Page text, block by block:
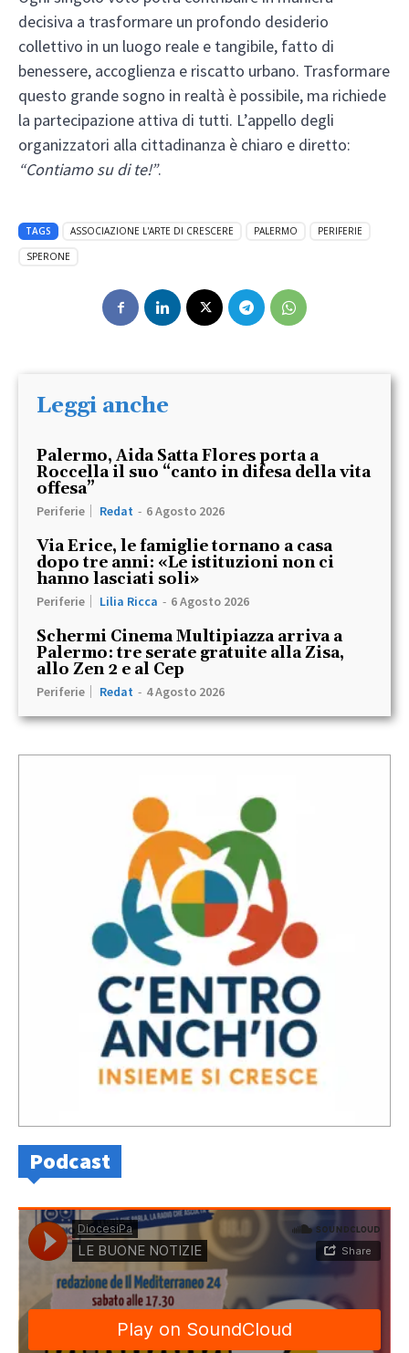
decisiva a trasformare un profondo desiderio
collettivo in un luogo reale e tangibile, fatto di
benessere, accoglienza e riscatto urbano. Trasformare
questo grande sogno in realtà è possibile, ma richiede
la partecipazione attiva di tutti. L’appello degli
organizzatori alla cittadinanza è chiaro e diretto:
“Contiamo su di te!”.
TAGS ASSOCIAZIONE L'ARTE DI CRESCERE PALERMO
PERIFERIE
SPERONE
Leggi anche
Palermo, Aida Satta Flores porta a
Roccella il suo “canto in difesa della vita
offesa”
Periferie Redat - 6 Agosto 2026
Via Erice, le famiglie tornano a casa
dopo tre anni: «Le istituzioni non ci
hanno lasciati soli»
Periferie Lilia Ricca - 6 Agosto 2026
Schermi Cinema Multipiazza arriva a
Palermo: tre serate gratuite alla Zisa,
allo Zen 2 e al Cep
Periferie Redat - 4 Agosto 2026
Podcast